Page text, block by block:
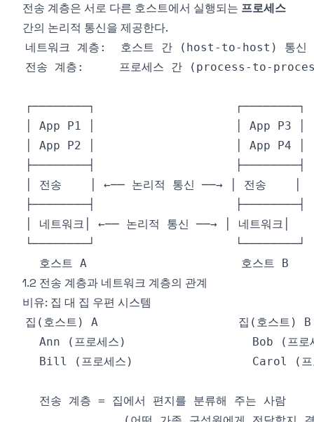
전송 계층은 서로 다른 호스트에서 실행되는 프로세스
간의 논리적 통신을 제공한다.
1.2 전송 계층과 네트워크 계층의 관계
비유: 집 대 집 우편 시스템